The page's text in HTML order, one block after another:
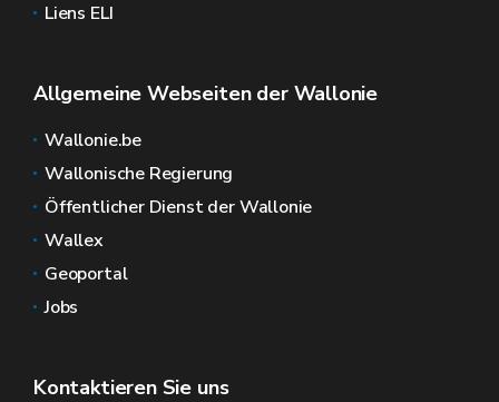
Liens ELI
Allgemeine Webseiten der Wallonie
Wallonie.be
Wallonische Regierung
Öffentlicher Dienst der Wallonie
Wallex
Geoportal
Jobs
Kontaktieren Sie uns